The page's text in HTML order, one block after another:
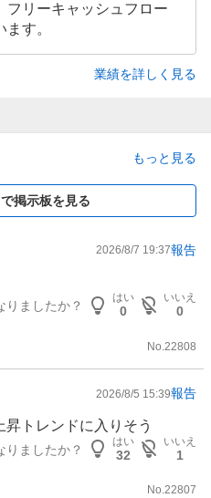
フリーキャッシュフロー
す。
業績を詳しく見る
もっと見る
掲示板を見る
2026/8/7 19:37報告
りましたか？
はい
0
いいえ
0
No. 22808
2026/8/5 15:39報告
トレンドに入りそう
りましたか？
はい
32
いいえ
1
No.22807